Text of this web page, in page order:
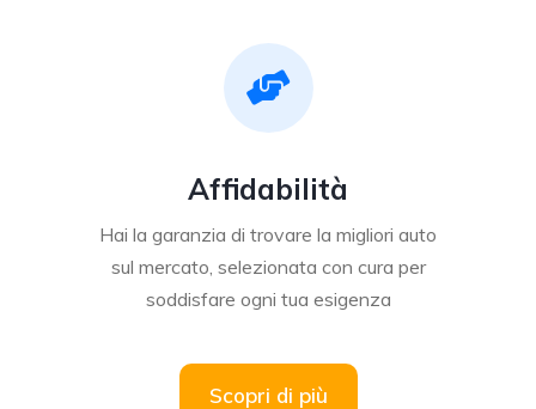
Affidabilità
Hai la garanzia di trovare la migliori auto
sul mercato, selezionata con cura per
soddisfare ogni tua esigenza
Scopri di più